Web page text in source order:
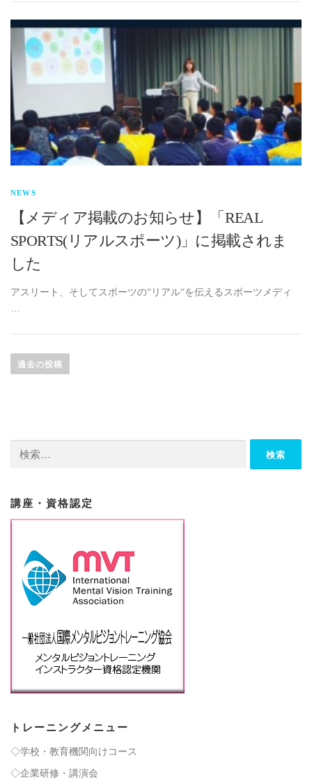
NEWS
【メディア掲載のお知らせ】「REAL
SPORTS(リアルスポーツ)」に掲載されま
した
アスリート、そしてスポーツの“リアル“を伝えるスポーツメディ
稿
ナ
シ
過去の投稿
索:
講座・資格認定
トレーニングメニュー
◇学校・教育機関向けコース
◇企業研修・講演会